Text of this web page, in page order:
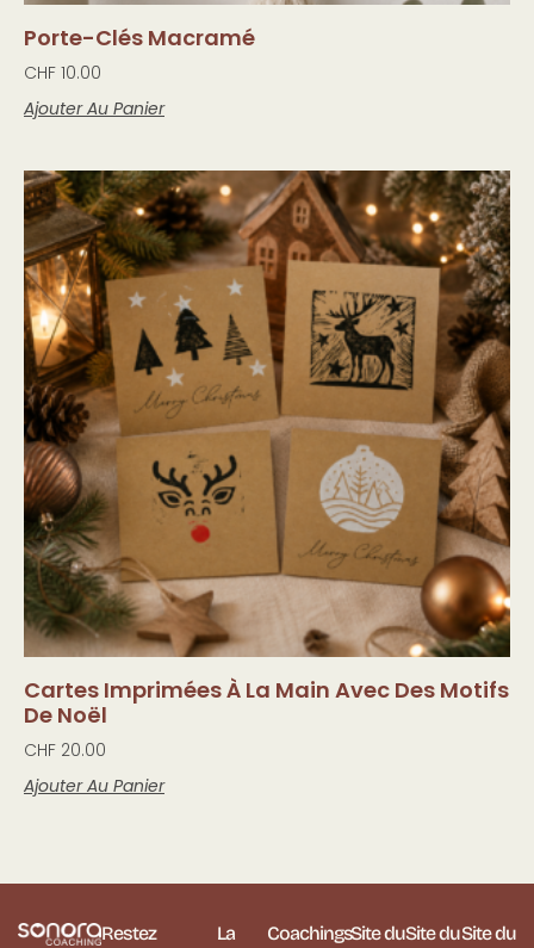
Porte-Clés Macramé
CHF 10.00
Ajouter Au Panier
Cartes Imprimées À La Main Avec Des Motifs
De Noël
CHF 20.00
Ajouter Au Panier
Restez
La
CoachingsSite duSite duSite du